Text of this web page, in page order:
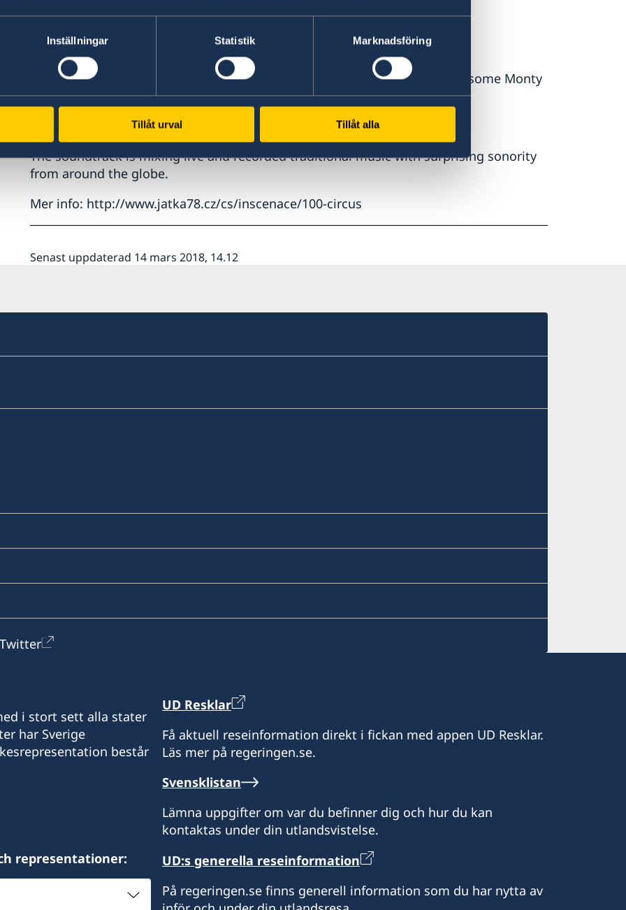
Inställningar Statistik Marknadsföring
Tillåt urval Tillåt alla
A shrimp lifting a titan
An aluminium pipe that sounds like an alphornA credible levitation
All of this developed in a chill and meditative atmosphere with a pinch of some Monty
Python like humour.
A big glittery curtain as scenography.
The soundtrack is mixing live and recorded traditional music with surprising sonority
from around the globe.
Mer info: http://www.jatka78.cz/cs/inscenace/100-circus
Senast uppdaterad 14 mars 2018, 14.12
Twitter
i stort sett alla stater
har Sverige
består
representationer:
UD Resklar
Få aktuell reseinformation direkt i fickan med appen UD Resklar.
Läs mer på regeringen.se.
Svensklistan
Lämna uppgifter om var du befinner dig och hur du kan
kontaktas under din utlandsvistelse.
UD:s generella reseinformation
På regeringen.se finns generell information som du har nytta av